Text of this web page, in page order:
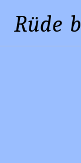
Rüde